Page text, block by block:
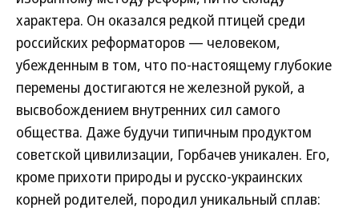
характера. Он оказался редкой птицей среди
российских реформаторов — человеком,
убежденным в том, что по-настоящему глубокие
перемены достигаются не железной рукой, а
высвобождением внутренних сил самого
общества. Даже будучи типичным продуктом
советской цивилизации, Горбачев уникален. Его,
кроме прихоти природы и русско-украинских
корней родителей, породил уникальный сплав: